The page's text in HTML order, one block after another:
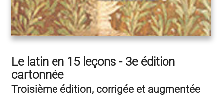
Le latin en 15 leçons - 3e édition
cartonnée
Troisième édition, corrigée et augmentée